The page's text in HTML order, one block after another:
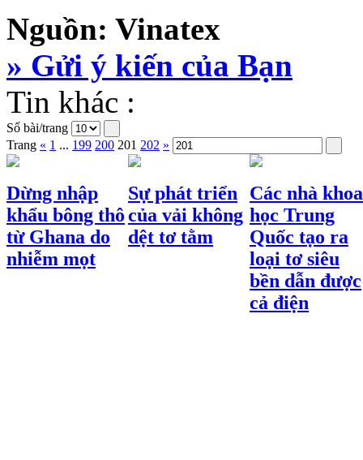
Nguồn: Vinatex
» Gửi ý kiến của Bạn
Tin khác :
Số bài/trang
Trang « 1 ... 199 200 201 202 »
Dừng nhập
khẩu bông thô
từ Ghana do
nhiễm mọt
Sự phát triển
của vải không
dệt tơ tằm
Các nhà khoa
học Trung
Quốc tạo ra
loại tơ siêu
bền dẫn được
cả điện